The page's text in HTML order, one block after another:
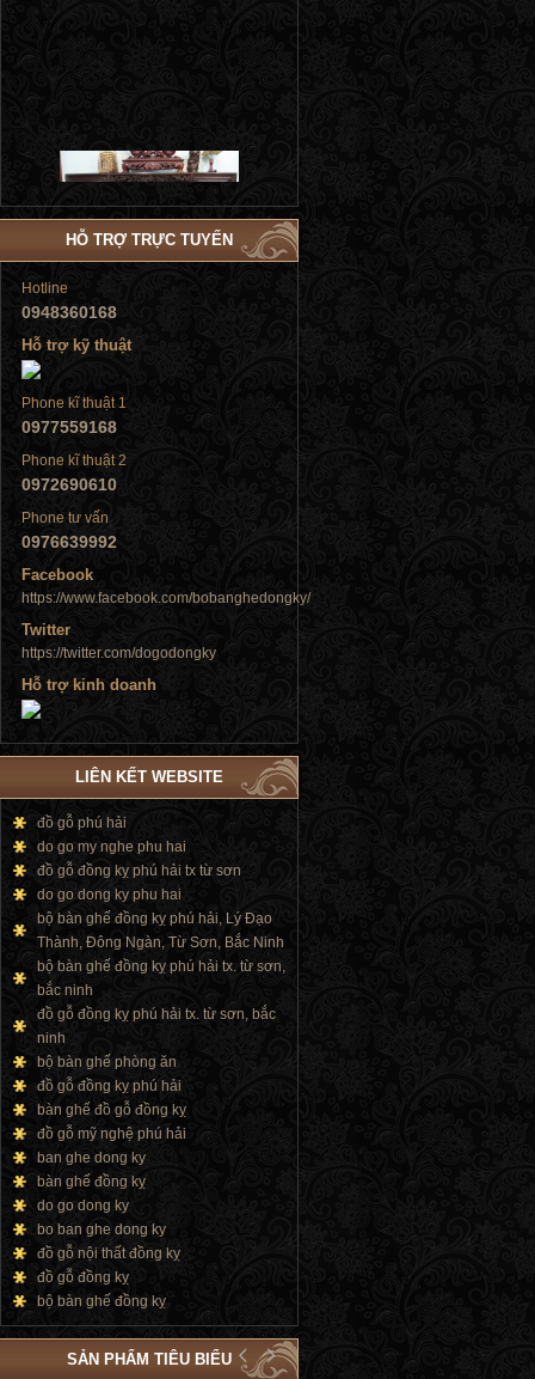
Tủ đứng
Tủ đứng
Tủ đứng
Tủ đứng
HỖ TRỢ TRỰC TUYẾN
Hotline
0948360168
Hỗ trợ kỹ thuật
Phone kĩ thuật 1
0977559168
Phone kĩ thuật 2
0972690610
Phone tư vấn
0976639992
Facebook
https://www.facebook.com/bobanghedongky/
Twitter
https://twitter.com/dogodongky
Hỗ trợ kinh doanh
LIÊN KẾT WEBSITE
đồ gỗ phú hải
do go my nghe phu hai
đồ gỗ đồng kỵ phú hải tx từ sơn
do go dong ky phu hai
bộ bàn ghế đồng kỵ phú hải, Lý Đạo
Thành, Đông Ngàn, Từ Sơn, Bắc Ninh
bộ bàn ghế đồng kỵ phú hải tx. từ sơn,
bắc ninh
đồ gỗ đồng kỵ phú hải tx. từ sơn, bắc
ninh
bộ bàn ghế phòng ăn
đồ gỗ đồng kỵ phú hải
bàn ghế đồ gỗ đồng kỵ
đồ gỗ mỹ nghệ phú hải
ban ghe dong ky
bàn ghế đồng kỵ
do go dong ky
bo ban ghe dong ky
đồ gỗ nội thất đồng kỵ
đồ gỗ đồng kỵ
bộ bàn ghế đồng kỵ
SẢN PHẨM TIÊU BIỂU